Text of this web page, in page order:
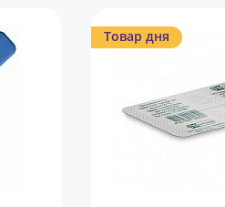
Товар дня